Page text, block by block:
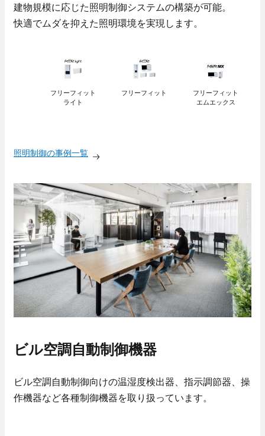
建物規模に応じた照明制御システムの構築が可能。
快適でムダを抑えた照明環境を実現します。
フリーフィット
ライト
フリーフィット
フリーフィット
エムエックス
照明制御の事例一覧
ビル空調自動制御機器
ビル空調自動制御向けの温湿度検出器、指示調節器、操
作機器など各種制御機器を取り扱っています。
- 採用Q＆A
オフィスビル・工場
スポーツ施設
学校・病院・官公庁
技術教育センター
募集要項
新卒採用